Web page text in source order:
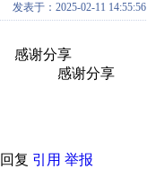
发表于：2025-02-11 14:55:56
感谢分享
感谢分享
回复 引用 举报